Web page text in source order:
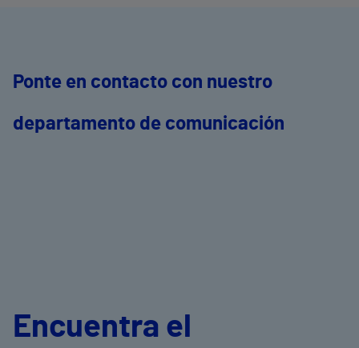
Ponte en contacto con nuestro
departamento de comunicación
Encuentra el